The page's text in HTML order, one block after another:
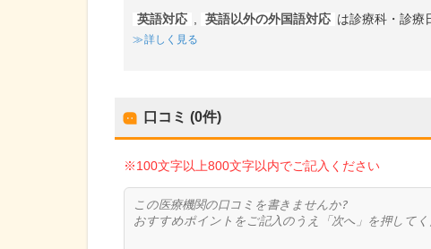
英語対応 , 英語以外の外国語対応 は診療科・診療
詳しく見る
口コミ (0件)
※100文字以上800文字以内でご記入ください